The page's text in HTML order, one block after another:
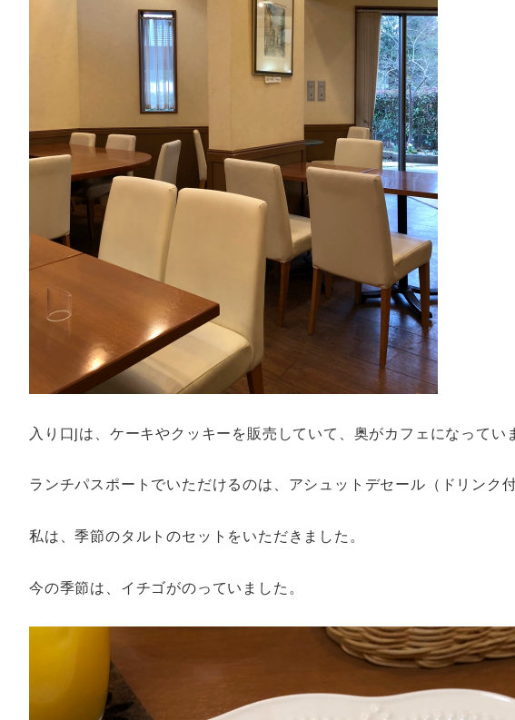
入り口jは、ケーキやクッキーを販売していて、奥がカフェになってい
ランチパスポートでいただけるのは、アシュットデセール（ドリンク
私は、季節のタルトのセットをいただきました。
今の季節は、イチゴがのっていました。